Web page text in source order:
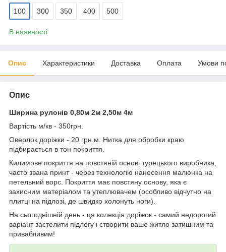
100 300 350 400 500
В наявності
Опис Характеристики Доставка Оплата Умови
Опис
Ширина рулонів 0,80м 2м 2,50м 4м
Вартість м/кв - 350грн.
Оверлок доріжки - 20 грн.м. Нитка для обробки краю
підбирається в тон покриття.
Килимове покриття на повстяній основі турецького виробника,
часто звана принт - через технологію нанесення малюнка на
петельний ворс. Покриття має повстяну основу, яка є
захисним матеріалом та утеплювачем (особливо відчутно на
плитці на підлозі, де швидко холонуть ноги).
На сьогоднішній день - ця колекція доріжок - самий недорогий
варіант застелити підлогу і створити ваше житло затишним та
привабливим!